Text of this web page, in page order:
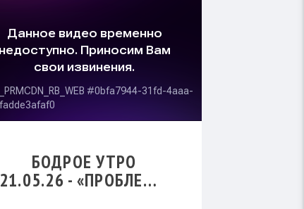
БОДРОЕ УТРО
21.05.26 - «ПРОБЛЕМЫ